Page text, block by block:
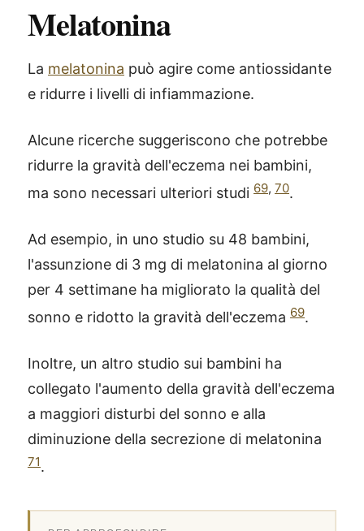
Melatonina
La melatonina può agire come antiossidante
e ridurre i livelli di infiammazione.
Alcune ricerche suggeriscono che potrebbe
ridurre la gravità dell'eczema nei bambini,
ma sono necessari ulteriori studi 69, 70.
Ad esempio, in uno studio su 48 bambini,
l'assunzione di 3 mg di melatonina al giorno
per 4 settimane ha migliorato la qualità del
sonno e ridotto la gravità dell'eczema 69.
Inoltre, un altro studio sui bambini ha
collegato l'aumento della gravità dell'eczema
a maggiori disturbi del sonno e alla
diminuzione della secrezione di melatonina
71.
SCOPRI COME FUNZIONA